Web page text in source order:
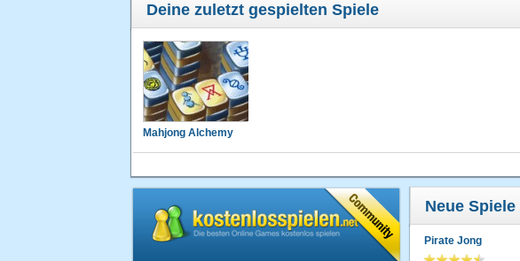
Dieses Spiel macht süchtig und mich treibt es in den Wahnsinn :-))
Sancheez
Gefällt mir sehr gut :-))
astou
gefällt mir echt gut vertreibt die langeweile
Deine zuletzt gespielten Spiele
Mahjong Alchemy
Neue Spiele
Pirate Jong